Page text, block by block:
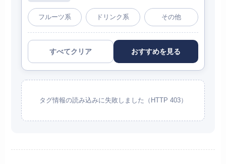
フルーツ系 ドリンク系 その他
すべてクリア おすすめを見る
タグ情報の読み込みに失敗しました（HTTP 403）